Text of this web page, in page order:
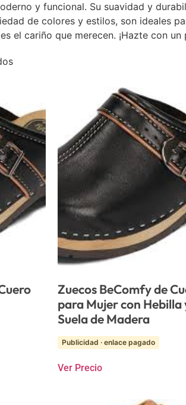
y funcional. Su suavidad y
de colores y estilos, son ideales
el cariño que merecen. ¡Hazte con
Zuecos BeComfy de
para Mujer con Hebilla
Suela de Madera
Publicidad · enlace pagado
Ver Precio